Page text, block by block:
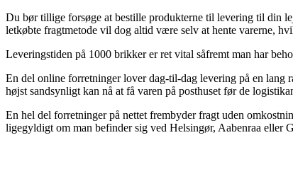
Du bør tillige forsøge at bestille produkterne til levering til din
letkøbte fragtmetode vil dog altid være selv at hente varerne,
Leveringstiden på 1000 brikker er ret vital såfremt man har
En del online forretninger lover dag-til-dag levering på en lang
højst sandsynligt kan nå at få varen på posthuset før de
En hel del forretninger på nettet frembyder fragt uden
ligegyldigt om man befinder sig ved Helsingør, Aabenraa eller